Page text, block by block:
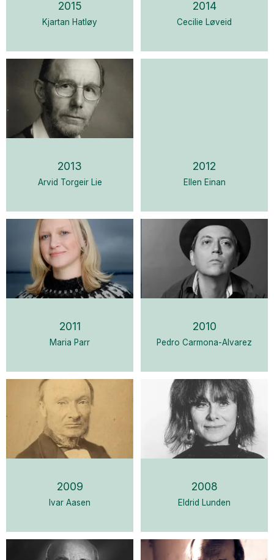
2015
Kjartan Hatløy
2014
Cecilie Løveid
2013
Arvid Torgeir Lie
2012
Ellen Einan
2011
Maria Parr
2010
Pedro Carmona-Alvarez
2009
Ivar Aasen
2008
Eldrid Lunden